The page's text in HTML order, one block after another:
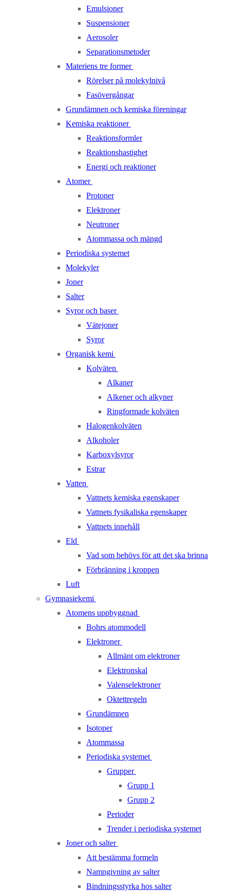
Emulsioner
Suspensioner
Aerosoler
Separationsmetoder
Materiens tre former
Rörelser på molekylnivå
Fasövergångar
Grundämnen och kemiska föreningar
Kemiska reaktioner
Reaktionsformler
Reaktionshastighet
Energi och reaktioner
Atomer
Protoner
Elektroner
Neutroner
Atommassa och mängd
Periodiska systemet
Molekyler
Joner
Salter
Syror och baser
Vätejoner
Syror
Organisk kemi
Kolväten
Alkaner
Alkener och alkyner
Ringformade kolväten
Halogenkolväten
Alkoholer
Karboxylsyror
Estrar
Vatten
Vattnets kemiska egenskaper
Vattnets fysikaliska egenskaper
Vattnets innehåll
Eld
Vad som behövs för att det ska brinna
Förbränning i kroppen
Luft
Gymnasiekemi
Atomens uppbyggnad
Bohrs atommodell
Elektroner
Allmänt om elektroner
Elektronskal
Valenselektroner
Oktettregeln
Grundämnen
Isotoper
Atommassa
Periodiska systemet
Grupper
Grupp 1
Grupp 2
Perioder
Trender i periodiska systemet
Joner och salter
Att bestämma formeln
Namngivning av salter
Bindningsstyrka hos salter